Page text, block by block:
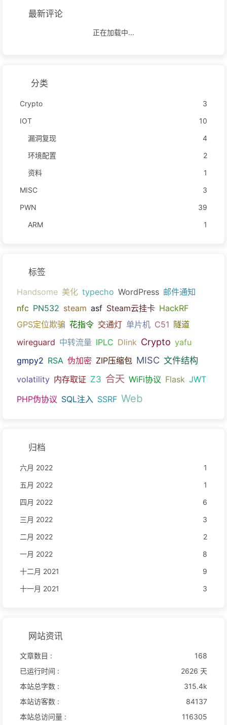
最新评论
正在加载中...
分类
Crypto
3
IOT
10
漏洞复现
4
环境配置
2
资料
1
MISC
3
PWN
39
ARM
1
标签
Handsome 美化 typecho WordPress 邮件通知
nfc PN532 steam asf Steam云挂卡 HackRF
GPS定位欺骗 花指令 交通灯 单片机 C51 隧道
wireguard 中转流量 IPLC Dlink Crypto yafu
gmpy2 RSA 伪加密 ZIP压缩包 MISC 文件结构
volatility 内存取证 Z3 合天 WiFi协议 Flask JWT
PHP伪协议 SQL注入 SSRF Web
归档
六月 2022
1
五月 2022
1
四月 2022
6
三月 2022
3
二月 2022
2
一月 2022
8
十二月 2021
9
十一月 2021
3
网站资讯
文章数目 :
168
已运行时间 :
2626 天
本站总字数 :
315.4k
本站访客数 :
84137
本站总访问量 :
116305